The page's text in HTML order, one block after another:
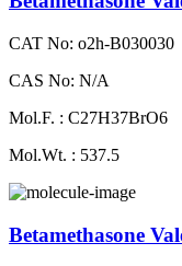
CAT No: o2h-B030030
CAS No: N/A
Mol.F. : C27H37BrO6
Mol.Wt. : 537.5
Betamethasone